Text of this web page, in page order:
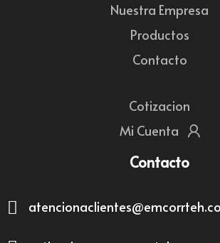
Nuestra Empresa
Productos
Contacto
Cotizacion
Mi Cuenta
Contacto